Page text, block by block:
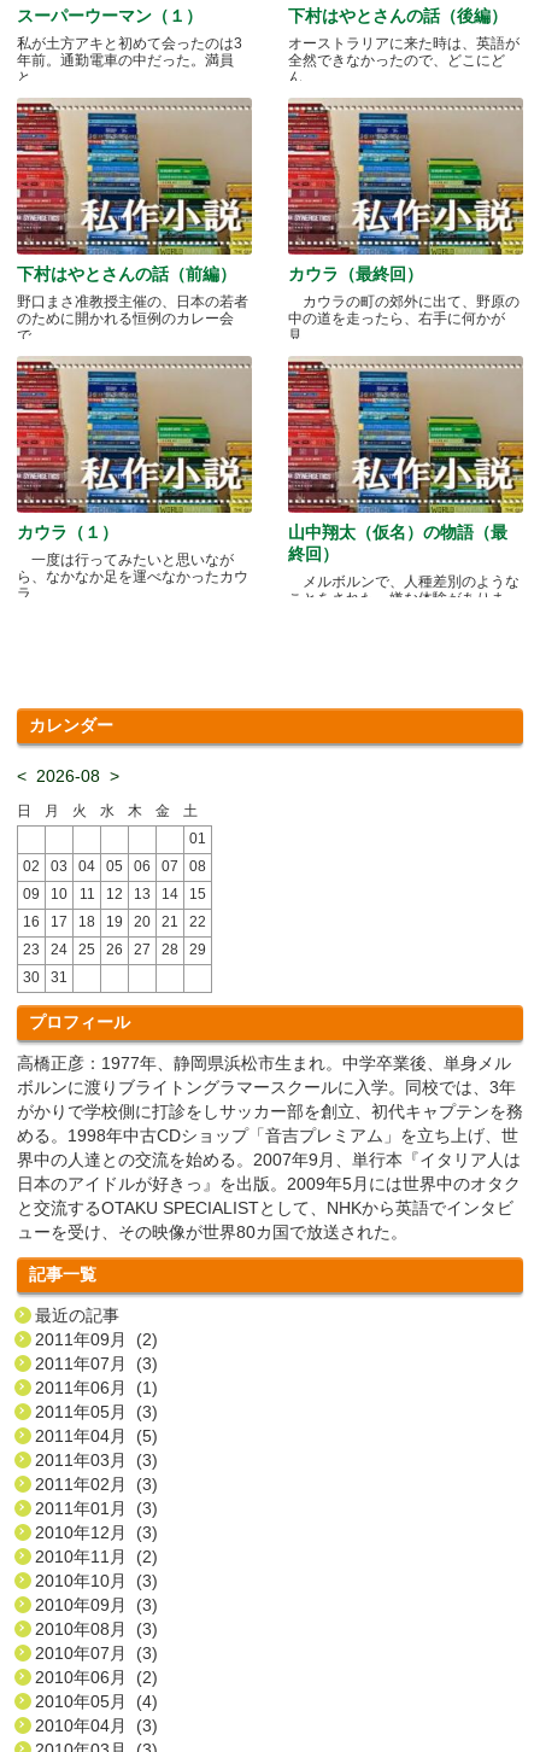
スーパーウーマン（１）
私が土方アキと初めて会ったのは3
年前。通勤電車の中だった。満員
と.....
下村はやとさんの話（後編）
オーストラリアに来た時は、英語が
全然できなかったので、どこにど
ん.....
下村はやとさんの話（前編）
野口まさ准教授主催の、日本の若者
のために開かれる恒例のカレー会
で.....
カウラ（最終回）
カウラの町の郊外に出て、野原の
中の道を走ったら、右手に何かが
見.....
カウラ（１）
一度は行ってみたいと思いなが
ら、なかなか足を運べなかったカウ
ラ.....
山中翔太（仮名）の物語（最
終回）
メルボルンで、人種差別のような
ことをされた、嫌な体験がありま
カレンダー
< 2026-08 >
日 月 火 水 木 金
土
01
02
03 04 05 06 07
08
09
10 11 12 13 14
15
16
17 18 19 20 21
22
23
24 25 26 27 28
29
30
31
プロフィール
高橋正彦：1977年、静岡県浜松市生まれ。中学卒業後、単身メル
ボルンに渡りブライトングラマースクールに入学。同校では、3年
がかりで学校側に打診をしサッカー部を創立、初代キャプテンを務
める。1998年中古CDショップ「音吉プレミアム」を立ち上げ、世
界中の人達との交流を始める。2007年9月、単行本『イタリア人は
日本のアイドルが好きっ』を出版。2009年5月には世界中のオタク
と交流するOTAKU SPECIALISTとして、NHKから英語でインタビ
ューを受け、その映像が世界80カ国で放送された。
記事一覧
最近の記事
2011年09月 (2)
2011年07月 (3)
2011年06月 (1)
2011年05月 (3)
2011年04月 (5)
2011年03月 (3)
2011年02月 (3)
2011年01月 (3)
2010年12月 (3)
2010年11月 (2)
2010年10月 (3)
2010年09月 (3)
2010年08月 (3)
2010年07月 (3)
2010年06月 (2)
2010年05月 (4)
2010年04月 (3)